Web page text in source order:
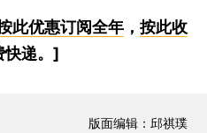
此优惠订阅全年， 按此收
快递。]
版面编辑：邱祺璞